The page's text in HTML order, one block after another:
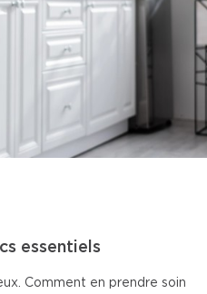
essentiels
Comment en prendre soin